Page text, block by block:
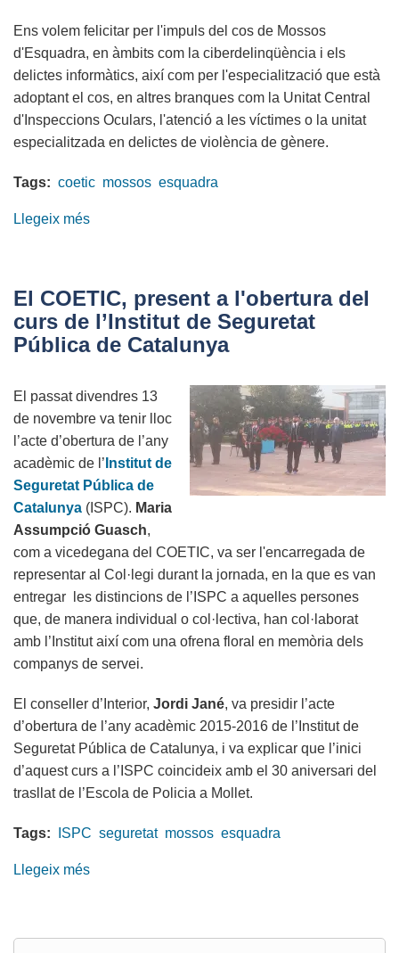
Ens volem felicitar per l'impuls del cos de Mossos
d'Esquadra, en àmbits com la ciberdelinqüència i els
delictes informàtics, així com per l'especialització que està
adoptant el cos, en altres branques com la Unitat Central
d'Inspeccions Oculars, l'atenció a les víctimes o la unitat
especialitzada en delictes de violència de gènere.
Tags: coetic mossos esquadra
Llegeix més
a
l'Acte
del
de
les
Esquadres
El COETIC, present a l'obertura del
curs de l’Institut de Seguretat
Pública de Catalunya
El passat divendres 13
de novembre va tenir lloc
l’acte d’obertura de l’any
acadèmic de l’ Institut de
Seguretat Pública de
Catalunya (ISPC). Maria
Assumpció Guasch,
com a vicedegana del COETIC, va ser l'encarregada de
representar al Col·legi durant la jornada, en la que es van
entregar les distincions de l’ISPC a aquelles persones
que, de manera individual o col·lectiva, han col·laborat
amb l’Institut així com una ofrena floral en memòria dels
companys de servei.
El conseller d’Interior, Jordi Jané, va presidir l’acte
d’obertura de l’any acadèmic 2015-2016 de l’Institut de
Seguretat Pública de Catalunya, i va explicar que l’inici
d’aquest curs a l’ISPC coincideix amb el 30 aniversari del
trasllat de l’Escola de Policia a Mollet.
Tags: ISPC seguretat mossos esquadra
Llegeix més
present